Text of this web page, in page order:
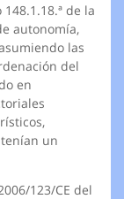
de la
autonomía,
las
del
en
un
123/CE del